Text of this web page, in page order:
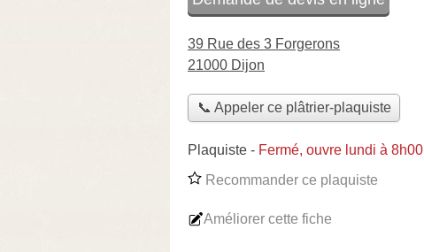
39 Rue des 3 Forgerons
21000 Dijon
📞 Appeler ce plâtrier-plaquiste
Plaquiste - Fermé, ouvre lundi à 8h00
Recommander ce plaquiste
Améliorer cette fiche